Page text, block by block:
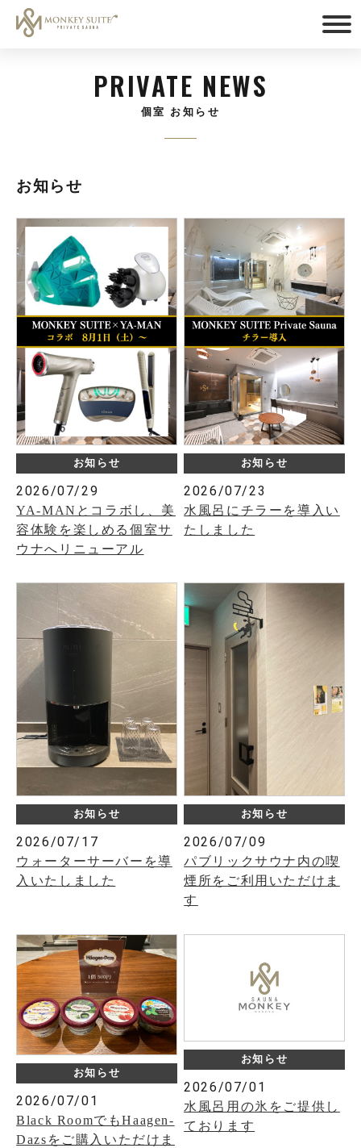
PRIVATE NEWS
個室 お知らせ
お知らせ
お知らせ
2026/07/29
YA-MANとコラボし、美
容体験を楽しめる個室サ
ウナへリニューアル
お知らせ
2026/07/23
水風呂にチラーを導入い
たしました
お知らせ
2026/07/17
ウォーターサーバーを導
入いたしました
お知らせ
2026/07/09
パブリックサウナ内の喫
煙所をご利用いただけま
す
お知らせ
2026/07/01
Black RoomでもHaagen-
Dazsをご購入いただけま
お知らせ
2026/07/01
水風呂用の氷をご提供し
ております